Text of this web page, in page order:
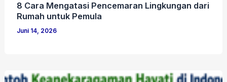
8 Cara Mengatasi Pencemaran Lingkungan dari
Rumah untuk Pemula
Juni 14, 2026